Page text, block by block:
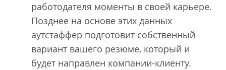
работодателя моменты в своей карьере.
Позднее на основе этих данных
аутстаффер подготовит собственный
вариант вашего резюме, который и
будет направлен компании-клиенту.